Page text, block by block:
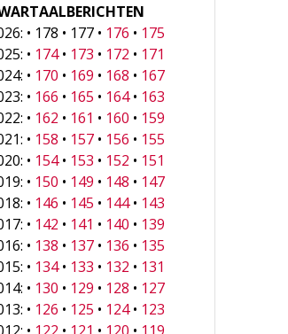
• 178 • 177 • 176 • 175
• 174• 173 • 172 • 171
• 170 • 169 • 168 • 167
• 166 • 165 • 164• 163
• 162 • 161 • 160 • 159
• 158 • 157 • 156 • 155
• 154• 153 • 152 • 151
• 150 • 149 • 148 • 147
• 146 • 145 • 144• 143
• 142 • 141 • 140 • 139
• 138 • 137 • 136 • 135
• 134• 133 • 132 • 131
• 130 • 129 • 128 • 127
• 126 • 125 • 124• 123